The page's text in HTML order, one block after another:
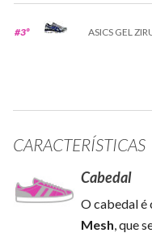
#3º ASICS GEL
CARACTERÍSTICAS
Cabedal
O cabedal
Mesh, que